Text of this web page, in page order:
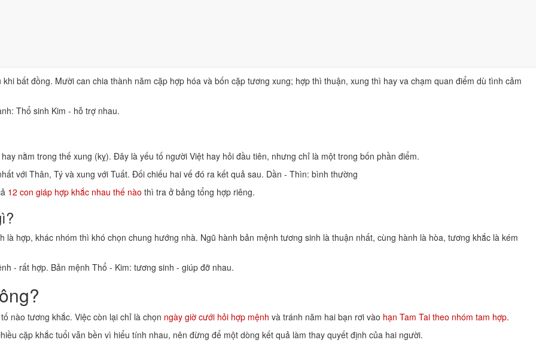
bất đồng. Mười can chia thành năm cặp hợp hóa và bốn cặp tương xung; hợp thì thuận, xung thì hay va chạm quan điểm dù tình cảm
Thổ sinh Kim - hỗ trợ nhau.
nằm trong thế xung (kỵ). Đây là yếu tố người Việt hay hỏi đầu tiên, nhưng chỉ là một trong bốn phần điểm.
với Thân, Tý và xung với Tuất. Đối chiếu hai vế đó ra kết quả sau. Dần - Thìn: bình thường
12 con giáp hợp khắc nhau thế nào thì tra ở bảng tổng hợp riêng.
hợp, khác nhóm thì khó chọn chung hướng nhà. Ngũ hành bản mệnh tương sinh là thuận nhất, cùng hành là hòa, tương khắc là kém
- rất hợp. Bản mệnh Thổ - Kim: tương sinh - giúp đỡ nhau.
nào tương khắc. Việc còn lại chỉ là chọn ngày giờ cưới hỏi hợp mệnh và tránh năm hai bạn rơi vào hạn Tam Tai theo nhóm tam hợp.
cặp khắc tuổi vẫn bền vì hiểu tính nhau, nên đừng để một dòng kết quả làm thay quyết định của hai người.